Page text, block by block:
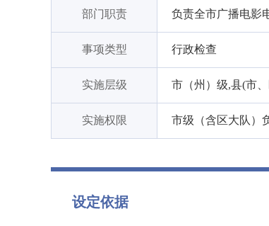
部门职责 负责全市广播电影
事项类型 行政检查
实施层级 市（州）级,县(市
实施权限 市级（含区大队）
设定依据